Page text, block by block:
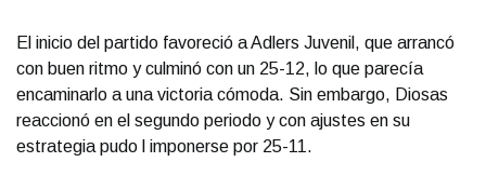
El inicio del partido favoreció a Adlers Juvenil, que arrancó
con buen ritmo y culminó con un 25-12, lo que parecía
encaminarlo a una victoria cómoda. Sin embargo, Diosas
reaccionó en el segundo periodo y con ajustes en su
estrategia pudo l imponerse por 25-11.